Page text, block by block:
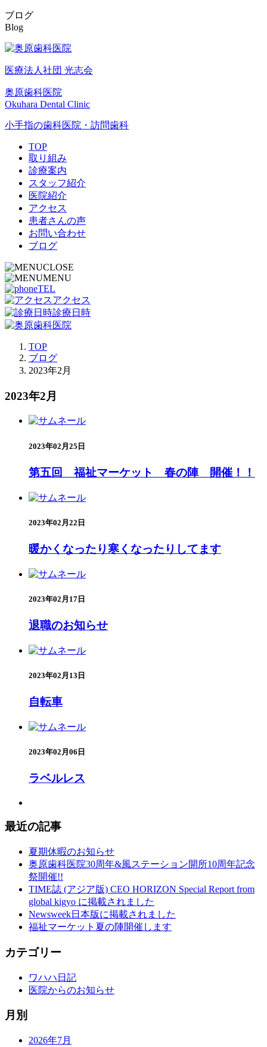
ブログ
Blog
医療法人社団 光志会
奥原歯科医院
Okuhara Dental Clinic
小手指の歯科医院・訪問歯科
TOP
取り組み
診療案内
スタッフ紹介
医院紹介
アクセス
患者さんの声
お問い合わせ
ブログ
CLOSE
MENU
TEL
アクセス
診療日時
TOP
ブログ
2023年2月
2023年2月
2023年02月25日
第五回 福祉マーケット 春の陣 開催！！
2023年02月22日
暖かくなったり寒くなったりしてます
2023年02月17日
退職のお知らせ
2023年02月13日
自転車
2023年02月06日
ラベルレス
最近の記事
夏期休暇のお知らせ
奥原歯科医院30周年&風ステーション開所10周年記念
祭開催!!
TIME誌 (アジア版) CEO HORIZON Special Report from
global kigyo に掲載されました
Newsweek日本版に掲載されました
福祉マーケット夏の陣開催します
カテゴリー
ワハハ日記
医院からのお知らせ
月別
2026年7月